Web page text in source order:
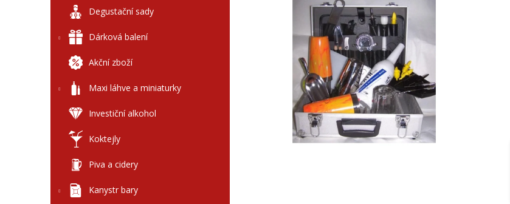
Degustační sady
Dárková balení
Akční zboží
Maxi láhve a miniaturky
Investiční alkohol
Koktejly
Piva a cidery
Kanystr bary